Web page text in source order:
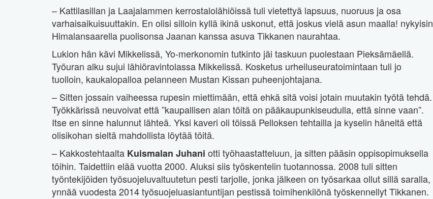
– Kattilasillan ja Laajalammen kerrostalolähiöissä tuli vietettyä lapsuus, nuoruus ja osa
varhaisaikuisuuttakin. En olisi silloin kyllä ikinä uskonut, että joskus vielä asun maalla! nykyisin
Himalansaarella puolisonsa Jaanan kanssa asuva Tikkanen naurahtaa.
Lukion hän kävi Mikkelissä, Yo-merkonomin tutkinto jäi taskuun puolestaan Pieksämäellä.
Työuran alku sujui lähiöravintolassa Mikkelissä. Kosketus urheiluseuratoimintaan tuli jo
tuolloin, kaukalopalloa pelanneen Mustan Kissan puheenjohtajana.
– Sitten jossain vaiheessa rupesin miettimään, että ehkä sitä voisi jotain muutakin työtä tehdä.
Työkkärissä neuvoivat että ”kaupallisen alan töitä on pääkaupunkiseudulla, että sinne vaan”.
Itse en sinne halunnut lähteä. Yksi kaveri oli töissä Pelloksen tehtailla ja kyselin häneltä että
olisikohan sieltä mahdollista löytää töitä.
– Kakkostehtaalta Kuismalan Juhani otti työhaastatteluun, ja sitten pääsin oppisopimuksella
töihin. Taidettiin elää vuotta 2000. Aluksi siis työskentelin tuotannossa. 2008 tuli sitten
työntekijöiden työsuojeluvaltuutetun pesti tarjolle, jonka jälkeen on työsarkaa ollut sillä saralla,
ynnää vuodesta 2014 työsuojeluasiantuntijan pestissä toimihenkilönä työskennellyt Tikkanen.